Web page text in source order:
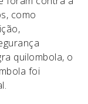
como
quilombola, o
foi